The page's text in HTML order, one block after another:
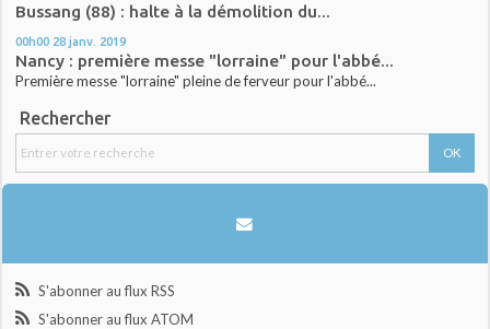
Bussang (88) : halte à la démolition du...
00h00 28 janv. 2019
Nancy : première messe "lorraine" pour l'abbé...
Première messe "lorraine" pleine de ferveur pour l'abbé...
Rechercher
S'abonner au flux RSS
S'abonner au flux ATOM